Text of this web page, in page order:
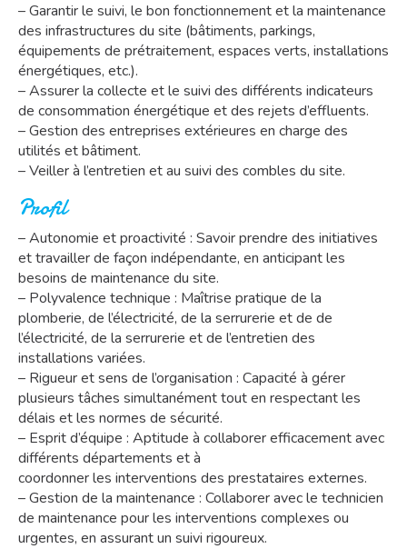
– Garantir le suivi, le bon fonctionnement et la maintenance
des infrastructures du site (bâtiments, parkings,
équipements de prétraitement, espaces verts, installations
énergétiques, etc.).
– Assurer la collecte et le suivi des différents indicateurs
de consommation énergétique et des rejets d’effluents.
– Gestion des entreprises extérieures en charge des
utilités et bâtiment.
– Veiller à l’entretien et au suivi des combles du site.
Profil
– Autonomie et proactivité : Savoir prendre des initiatives
et travailler de façon indépendante, en anticipant les
besoins de maintenance du site.
– Polyvalence technique : Maîtrise pratique de la
plomberie, de l’électricité, de la serrurerie et de de
l’électricité, de la serrurerie et de l’entretien des
installations variées.
– Rigueur et sens de l’organisation : Capacité à gérer
plusieurs tâches simultanément tout en respectant les
délais et les normes de sécurité.
– Esprit d’équipe : Aptitude à collaborer efficacement avec
différents départements et à
coordonner les interventions des prestataires externes.
– Gestion de la maintenance : Collaborer avec le technicien
de maintenance pour les interventions complexes ou
urgentes, en assurant un suivi rigoureux.